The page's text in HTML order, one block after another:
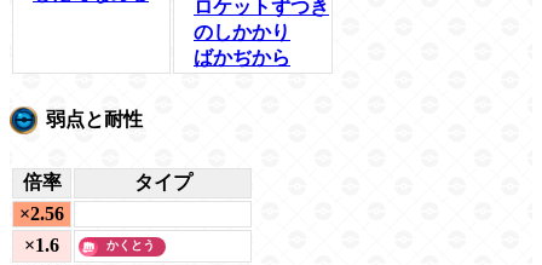
ロケットずつき
のしかかり
ばかぢから
弱点と耐性
倍率
タイプ
×2.56
×1.6